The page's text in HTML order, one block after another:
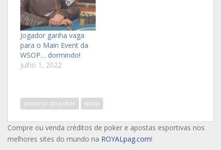
Jogador ganha vaga
para o Main Event da
WSOP… dormindo!
julho 1, 2022
universo do poker wsop
Compre ou venda créditos de poker e apostas esportivas nos
melhores sites do mundo na ROYALpag.com!